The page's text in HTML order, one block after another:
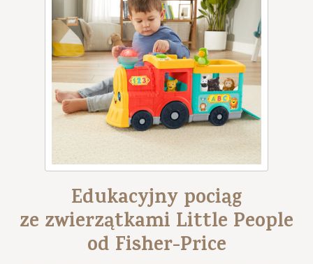
Edukacyjny pociąg
ze zwierzątkami Little People
od Fisher-Price